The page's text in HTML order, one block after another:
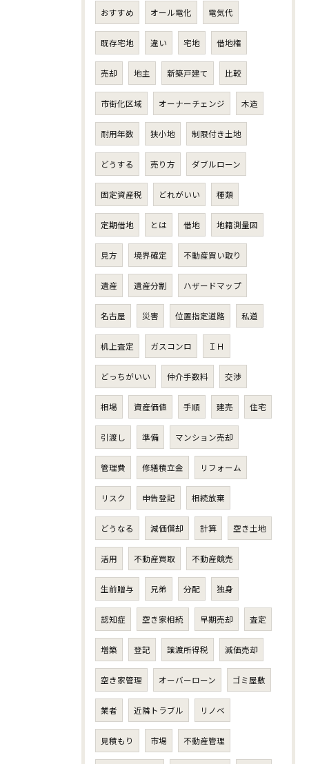
おすすめ オール電化 電気代
既存宅地 違い 宅地 借地権
売却 地主 新築戸建て 比較
市街化区域 オーナーチェンジ 木造
耐用年数 狭小地 制限付き土地
どうする 売り方 ダブルローン
固定資産税 どれがいい 種類
定期借地 とは 借地 地籍測量図
見方 境界確定 不動産買い取り
遺産 遺産分割 ハザードマップ
名古屋 災害 位置指定道路 私道
机上査定 ガスコンロ ＩＨ
どっちがいい 仲介手数料 交渉
相場 資産価値 手順 建売 住宅
引渡し 準備 マンション売却
管理費 修繕積立金 リフォーム
リスク 申告登記 相続放棄
どうなる 減価償却 計算 空き土地
活用 不動産買取 不動産競売
生前贈与 兄弟 分配 独身
認知症 空き家相続 早期売却 査定
増築 登記 譲渡所得税 減価売却
空き家管理 オーバーローン ゴミ屋敷
業者 近隣トラブル リノベ
見積もり 市場 不動産管理